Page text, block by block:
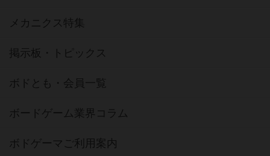
メカニクス特集
掲示板・トピックス
ボドとも・会員一覧
ボードゲーム業界コラム
ボドゲーマご利用案内